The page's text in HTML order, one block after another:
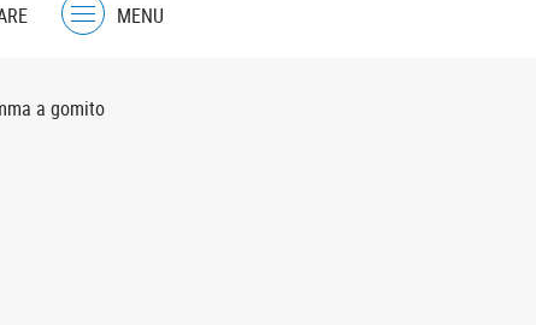
Menu
MENU
a gomito